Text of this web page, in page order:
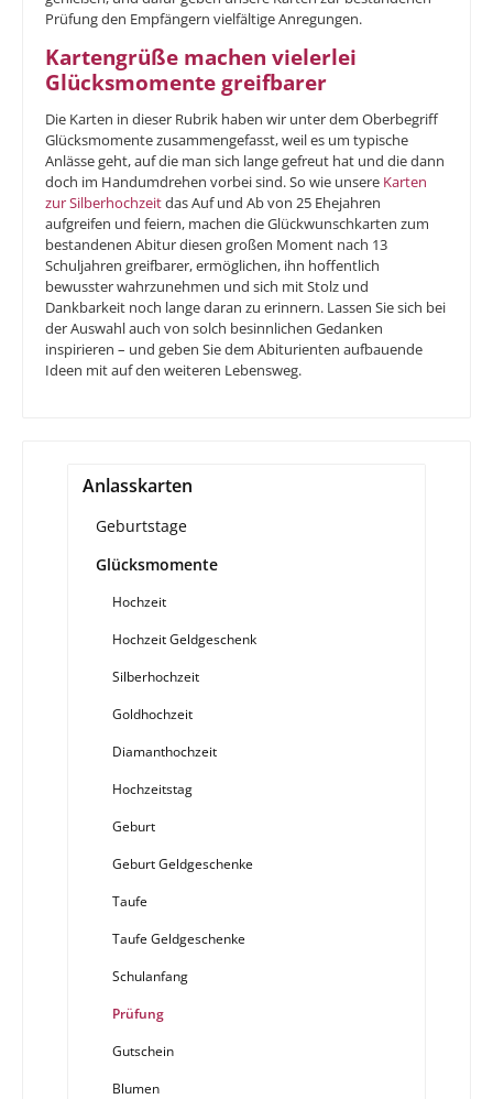
Prüfung den Empfängern vielfältige Anregungen.
Kartengrüße machen vielerlei
Glücksmomente greifbarer
Die Karten in dieser Rubrik haben wir unter dem Oberbegriff
Glücksmomente zusammengefasst, weil es um typische
Anlässe geht, auf die man sich lange gefreut hat und die dann
doch im Handumdrehen vorbei sind. So wie unsere Karten
zur Silberhochzeitdas Auf und Ab von 25 Ehejahren
aufgreifen und feiern, machen die Glückwunschkarten zum
bestandenen Abitur diesen großen Moment nach 13
Schuljahren greifbarer, ermöglichen, ihn hoffentlich
bewusster wahrzunehmen und sich mit Stolz und
Dankbarkeit noch lange daran zu erinnern. Lassen Sie sich bei
der Auswahl auch von solch besinnlichen Gedanken
inspirieren – und geben Sie dem Abiturienten aufbauende
Ideen mit auf den weiteren Lebensweg.
Anlasskarten
Geburtstage
Glücksmomente
Hochzeit
Hochzeit Geldgeschenk
Silberhochzeit
Goldhochzeit
Diamanthochzeit
Hochzeitstag
Geburt
Geburt Geldgeschenke
Taufe
Taufe Geldgeschenke
Schulanfang
Prüfung
Gutschein
Blumen